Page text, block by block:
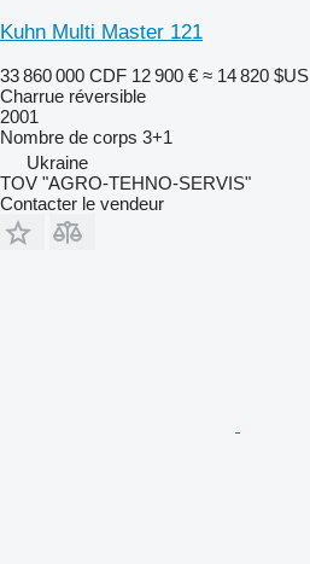
Kuhn Multi Master 121
33 860 000 CDF 12 900 € ≈ 14 820 $US
Charrue réversible
2001
Nombre de corps 3+1
Ukraine
TOV "AGRO-TEHNO-SERVIS"
Contacter le vendeur